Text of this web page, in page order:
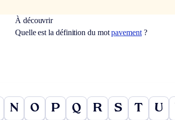
À découvrir
Quelle est la définition du motpavement?
N O P Q R S T U